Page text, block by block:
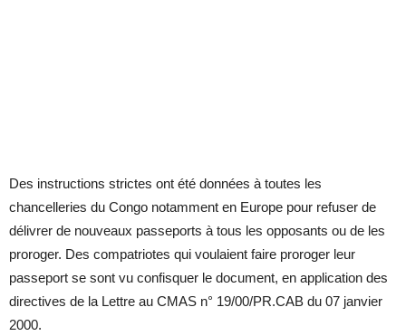
Des instructions strictes ont été données à toutes les
chancelleries du Congo notamment en Europe pour refuser de
délivrer de nouveaux passeports à tous les opposants ou de les
proroger. Des compatriotes qui voulaient faire proroger leur
passeport se sont vu confisquer le document, en application des
directives de la Lettre au CMAS n° 19/00/PR.CAB du 07 janvier
2000.